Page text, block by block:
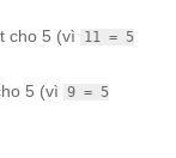
cho 5 (vì
11 = 5
5 (vì 9 = 5